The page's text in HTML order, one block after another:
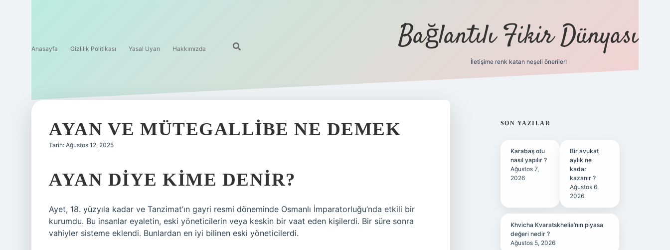
Anasayfa Gizlilik Politikası Yasal Uyarı Hakkımızda Bağlantılı Fikir Dünyası
İletişime renk katan neşeli öneriler!
AYAN VE MÜTEGALLIBE NE DEMEK
Tarih: Ağustos 12, 2025
AYAN DIYE KIME DENIR?
Ayet, 18. yüzyıla kadar ve Tanzimat’ın gayri resmi döneminde Osmanlı İmparatorluğu’nda etkili bir
kurumdu. Bu insanlar eyaletin, eski yöneticilerin veya keskin bir vaat eden kişilerdi. Bir süre sonra
vahiyler sisteme eklendi. Bunlardan en iyi bilinen eski yöneticilerdi.
SIDEBAR
SON YAZILAR
Karabaş otu
nasıl yapılır ?
Ağustos 7,
2026
Bir avukat
aylık ne
kadar
kazanır ?
Ağustos 6,
2026
Khvicha Kvaratskhelia’nın piyasa
değeri nedir ?
Ağustos 5, 2026